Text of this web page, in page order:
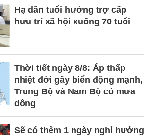
Hạ dần tuổi hưởng trợ cấp
hưu trí xã hội xuống 70 tuổi
Thời tiết ngày 8/8: Áp thấp
nhiệt đới gây biển động mạnh,
Trung Bộ và Nam Bộ có mưa
dông
Sẽ có thêm 1 ngày nghỉ hưởng